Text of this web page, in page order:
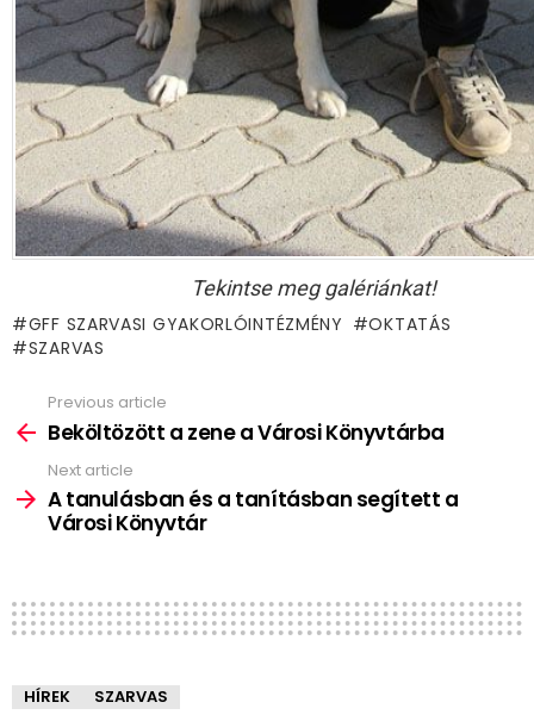
Tekintse meg galériánkat!
GFF SZARVASI GYAKORLÓINTÉZMÉNY
OKTATÁS
SZARVAS
more
Previous article
Beköltözött a zene a Városi Könyvtárba
Next article
A tanulásban és a tanításban segített a
Városi Könyvtár
HÍREK SZARVAS